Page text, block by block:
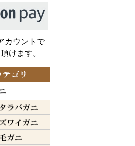
カウントで
けます。